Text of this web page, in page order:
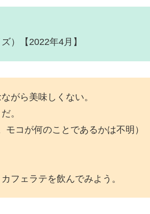
）【2022年4月】
がら美味しくない。
。
モコが何のことであるかは不明）
フェラテを飲んでみよう。